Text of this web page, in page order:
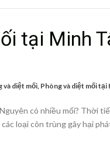
tại Minh
và diệt mối, Phòng và diệt mối tại
có nhiều mối? Thời
loại côn trùng gây hại